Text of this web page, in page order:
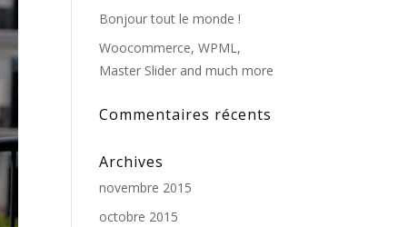
Bonjour tout le monde !
Woocommerce, WPML,
Master Slider and much more
Commentaires récents
Archives
novembre 2015
octobre 2015